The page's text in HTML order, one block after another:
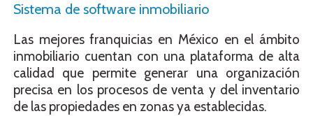
Sistema de software inmobiliario
Las mejores franquicias en México en el ámbito
inmobiliario cuentan con una plataforma de alta
calidad que permite generar una organización
precisa en los procesos de venta y del inventario
de las propiedades en zonas ya establecidas.